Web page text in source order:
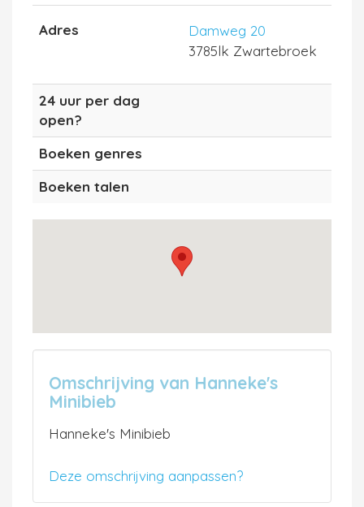
Adres
Damweg 20
3785lk Zwartebroek
24 uur per dag
open?
Boeken genres
Boeken talen
Omschrijving van Hanneke's
Minibieb
Hanneke's Minibieb
Deze omschrijving aanpassen?